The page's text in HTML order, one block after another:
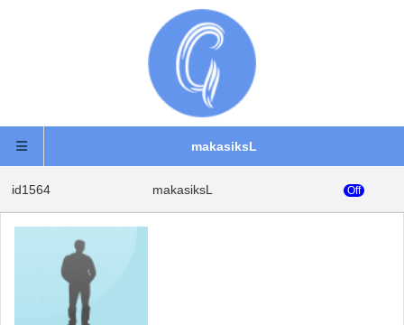
makasiksL
id1564 makasiksL Off